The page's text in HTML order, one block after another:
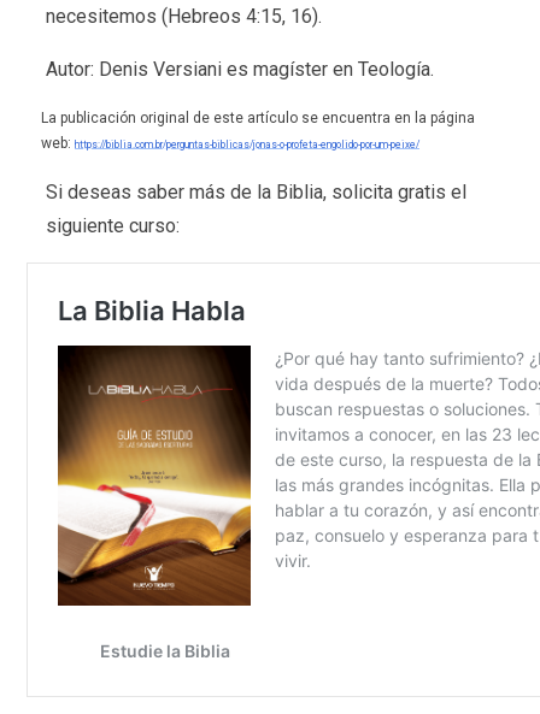
necesitemos (Hebreos 4:15, 16).
Autor: Denis Versiani es magíster en Teología.
La publicación original de este artículo se encuentra en la página
web:https://biblia.com.br/perguntas-biblicas/jonas-o-profeta-engolido-por-um-peixe/
Si deseas saber más de la Biblia, solicita gratis el
siguiente curso: